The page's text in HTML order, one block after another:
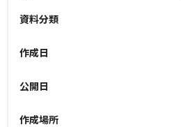
資料分類
作成日
公開日
作成場所